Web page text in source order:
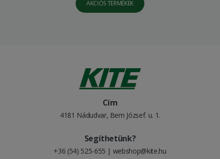
AKCIÓS TERMÉKEK
Cím
4181 Nádudvar, Bem József. u. 1.
Segíthetünk?
+36 (54) 525-655 | webshop@kite.hu